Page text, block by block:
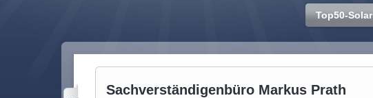
Top50-Solar
Sachverständigenbüro Markus Prath